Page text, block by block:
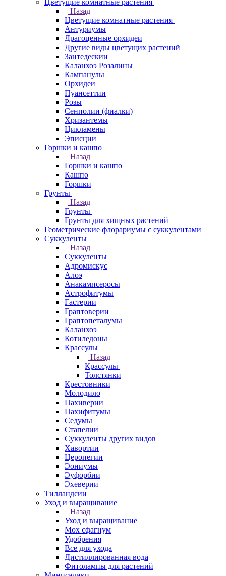
Цветущие комнатные растения
Назад
Цветущие комнатные растения
Антуриумы
Драгоценные орхидеи
Другие виды цветущих растений
Зантедескии
Каланхоэ Розалины
Кампанулы
Орхидеи
Пуансеттии
Розы
Сенполии (фиалки)
Хризантемы
Цикламены
Эписции
Горшки и кашпо
Назад
Горшки и кашпо
Кашпо
Горшки
Грунты
Назад
Грунты
Грунты для хищных растений
Геометрические флорариумы с суккулентами
Суккуленты
Назад
Суккуленты
Адромискус
Алоэ
Анакампсеросы
Астрофитумы
Гастерии
Граптоверии
Граптопеталумы
Каланхоэ
Котиледоны
Крассулы
Назад
Крассулы
Толстянки
Крестовники
Молодило
Пахиверии
Пахифитумы
Седумы
Стапелии
Суккуленты других видов
Хавортии
Церопегии
Эониумы
Эуфорбии
Эхеверии
Тилландсии
Уход и выращивание
Назад
Уход и выращивание
Мох сфагнум
Удобрения
Все для ухода
Дистиллированная вода
Фитолампы для растений